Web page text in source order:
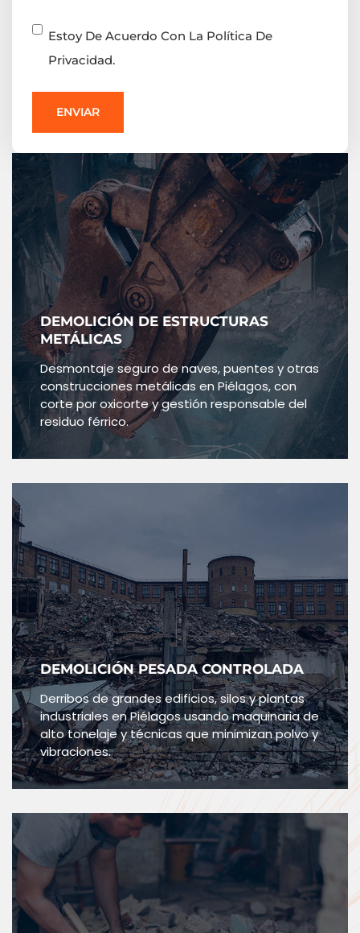
Consentimiento
Estoy De Acuerdo Con La Política De
Privacidad.
DEMOLICIÓN DE ESTRUCTURAS
METÁLICAS
Desmontaje seguro de naves, puentes y otras
construcciones metálicas en Piélagos, con
corte por oxicorte y gestión responsable del
residuo férrico.
DEMOLICIÓN PESADA CONTROLADA
Derribos de grandes edificios, silos y plantas
industriales en Piélagos usando maquinaria de
alto tonelaje y técnicas que minimizan polvo y
vibraciones.